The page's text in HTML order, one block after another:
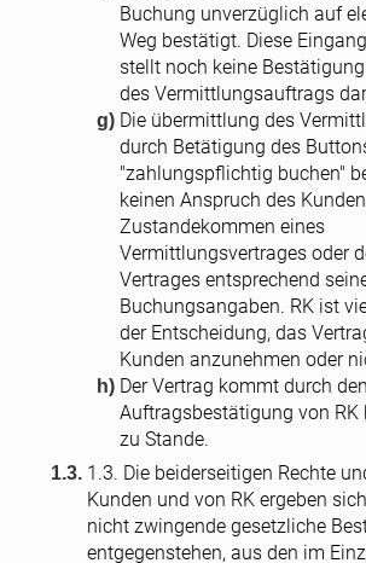
Buchung unverzüglich auf
Weg bestätigt. Diese
stellt noch keine
des Vermittlungsauftrags
Die übermittlung des
durch Betätigung des
"zahlungspflichtig buchen"
keinen Anspruch des
Zustandekommen eines
Vermittlungsvertrages oder
Vertrages entsprechend
Buchungsangaben. RK ist
der Entscheidung, das
Kunden anzunehmen oder
Der Vertrag kommt durch
Auftragsbestätigung von RK
zu Stande.
1.3. Die beiderseitigen Rechte
Kunden und von RK ergeben
nicht zwingende gesetzliche
entgegenstehen, aus den im